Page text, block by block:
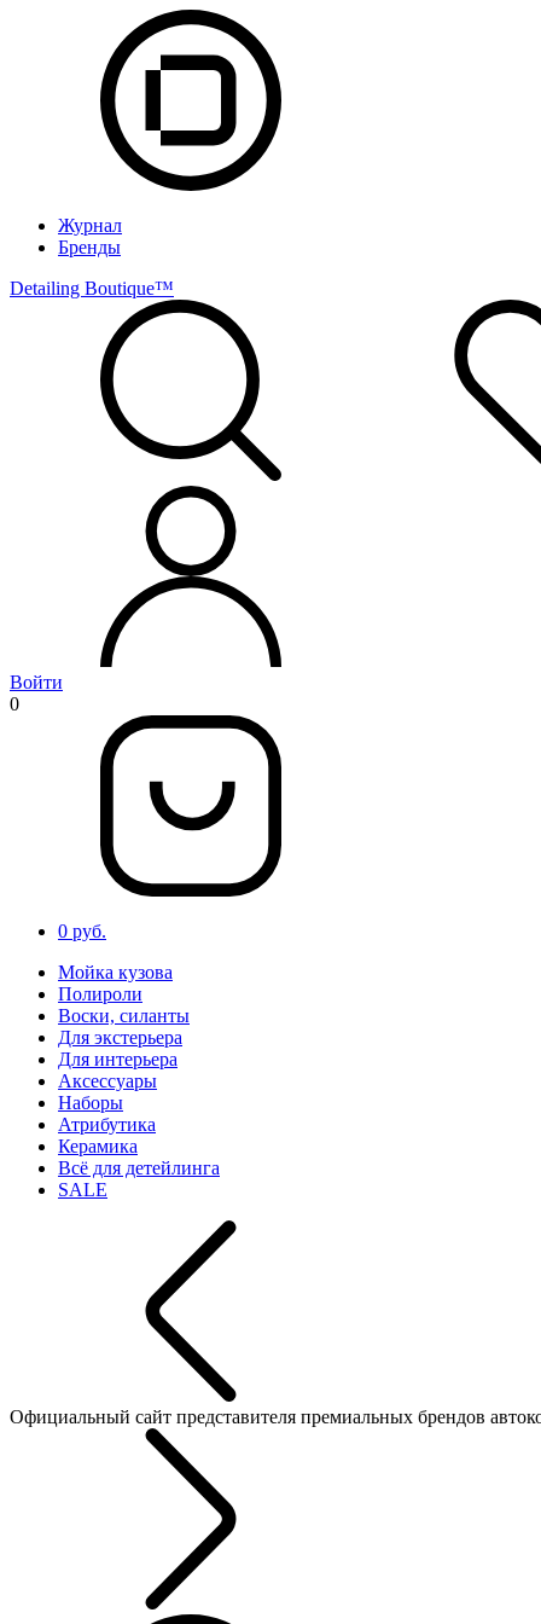
Журнал
Бренды
Detailing Boutique™️
Войти
0
0 руб.
Мойка кузова
Полироли
Воски, силанты
Для экстерьера
Для интерьера
Аксессуары
Наборы
Атрибутика
Керамика
Всё для детейлинга
SALE
Официальный сайт представителя премиальных брендов